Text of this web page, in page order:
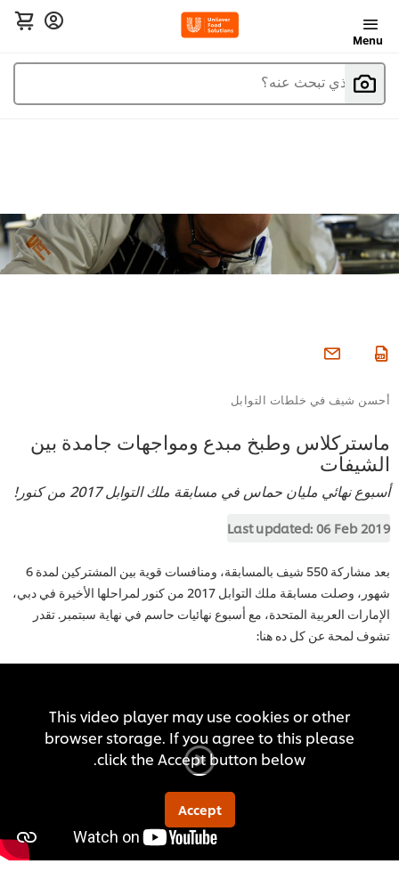
Menu
ما الذي تبحث عنه؟
أحسن شيف في خلطات التوابل
ماستركلاس وطبخ مبدع ومواجهات جامدة بين
الشيفات
أسبوع نهائي مليان حماس في مسابقة ملك التوابل 2017 من كنور!
Last updated: 06 Feb 2019
بعد مشاركة 550 شيف بالمسابقة، ومنافسات قوية بين المشتركين لمدة 6
شهور، وصلت مسابقة ملك التوابل 2017 من كنور لمراحلها الأخيرة في دبي،
الإمارات العربية المتحدة، مع أسبوع نهائيات حاسم في نهاية سبتمبر. تقدر
تشوف لمحة عن كل ده هنا:
This video player may use cookies or other
browser storage. If you agree to this please
click the Accept button below.
Accept